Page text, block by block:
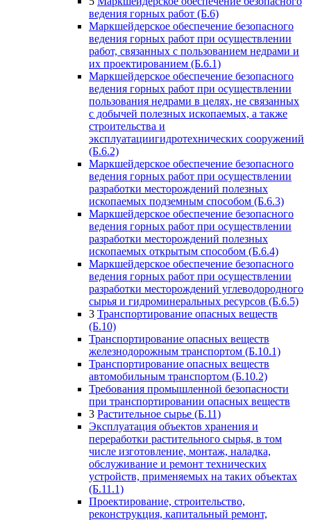
ведения горных работ (Б.6)
Маркшейдерское обеспечение безопасного
ведения горных работ при осуществлении
работ, связанных с пользованием недрами и
их проектированием (Б.6.1)
Маркшейдерское обеспечение безопасного
ведения горных работ при осуществлении
пользования недрами в целях, не связанных
с добычей полезных ископаемых, а также
строительства и
эксплуатациигидротехнических сооружений
(Б.6.2)
Маркшейдерское обеспечение безопасного
ведения горных работ при осуществлении
разработки месторождений полезных
ископаемых подземным способом (Б.6.3)
Маркшейдерское обеспечение безопасного
ведения горных работ при осуществлении
разработки месторождений полезных
ископаемых открытым способом (Б.6.4)
Маркшейдерское обеспечение безопасного
ведения горных работ при осуществлении
разработки месторождений углеводородного
сырья и гидроминеральных ресурсов (Б.6.5)
3 Транспортирование опасных веществ
(Б.10)
Транспортирование опасных веществ
железнодорожным транспортом (Б.10.1)
Транспортирование опасных веществ
автомобильным транспортом (Б.10.2)
Требования промышленной безопасности
при транспортировании опасных веществ
3 Растительное сырье (Б.11)
Эксплуатация объектов хранения и
переработки растительного сырья, в том
числе изготовление, монтаж, наладка,
обслуживание и ремонт технических
устройств, применяемых на таких объектах
(Б.11.1)
Проектирование, строительство,
реконструкция, капитальный ремонт,